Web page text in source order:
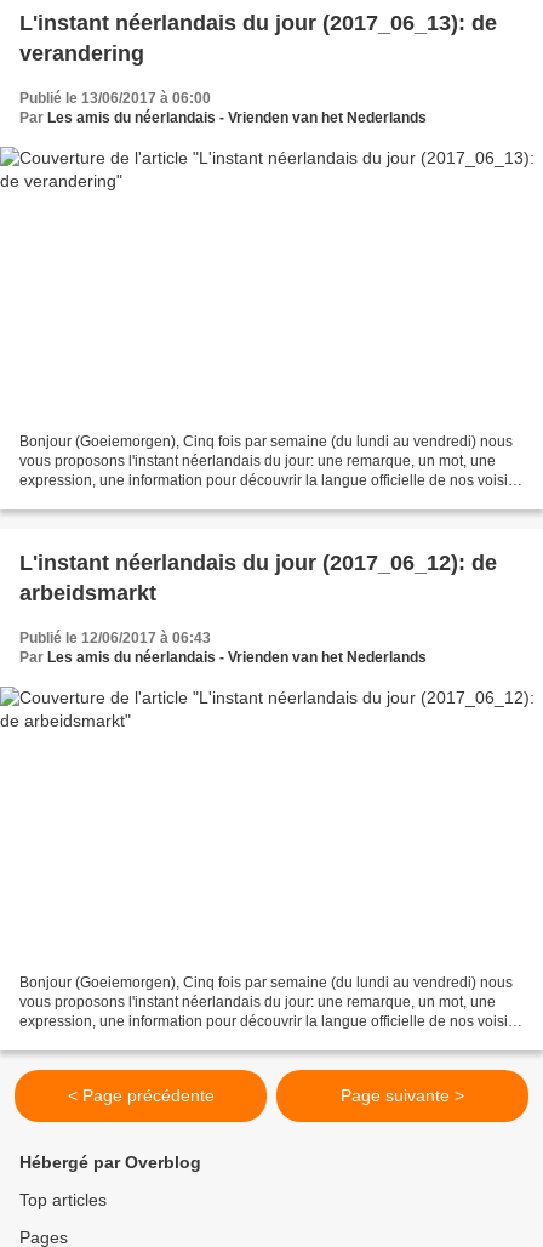
L'instant néerlandais du jour (2017_06_13): de
verandering
Publié le 13/06/2017 à 06:00
Par Les amis du néerlandais - Vrienden van het Nederlands
Bonjour (Goeiemorgen), Cinq fois par semaine (du lundi au vendredi) nous
vous proposons l'instant néerlandais du jour: une remarque, un mot, une
expression, une information pour découvrir la langue officielle de nos voisins
L'instant néerlandais du jour (2017_06_12): de
arbeidsmarkt
Publié le 12/06/2017 à 06:43
Par Les amis du néerlandais - Vrienden van het Nederlands
Bonjour (Goeiemorgen), Cinq fois par semaine (du lundi au vendredi) nous
vous proposons l'instant néerlandais du jour: une remarque, un mot, une
expression, une information pour découvrir la langue officielle de nos voisins
< Page précédente Page suivante >
Hébergé par Overblog
Top articles
Pages